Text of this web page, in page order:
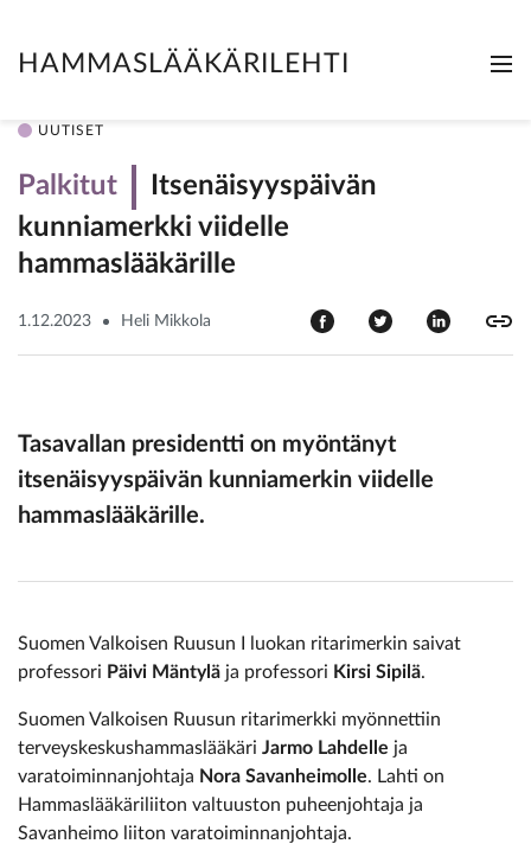
HAMMASLÄÄKÄRILEHTI
UUTISET
Palkitut
Itsenäisyyspäivän
kunniamerkki viidelle
hammaslääkärille
1.12.2023 Heli Mikkola
Tasavallan presidentti on myöntänyt
itsenäisyyspäivän kunniamerkin viidelle
hammaslääkärille.
Suomen Valkoisen Ruusun I luokan ritarimerkin saivat
professori Päivi Mäntylä ja professori Kirsi Sipilä.
Suomen Valkoisen Ruusun ritarimerkki myönnettiin
terveyskeskushammaslääkäri Jarmo Lahdelle ja
varatoiminnanjohtaja Nora Savanheimolle. Lahti on
Hammaslääkäriliiton valtuuston puheenjohtaja ja
Savanheimo liiton varatoiminnanjohtaja.